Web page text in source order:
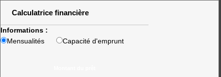
Calculatrice financière
Informations :
Mensualités
Capacité d'emprunt